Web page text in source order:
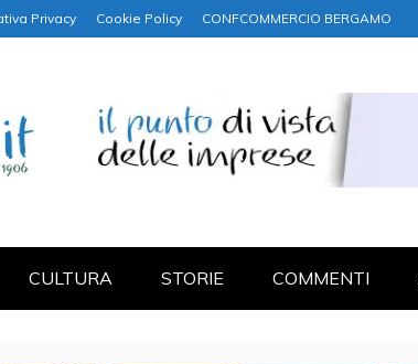
Privacy Cookie Policy CONFCOMMERCIO BERGAMO
CULTURA STORIE COMMENTI